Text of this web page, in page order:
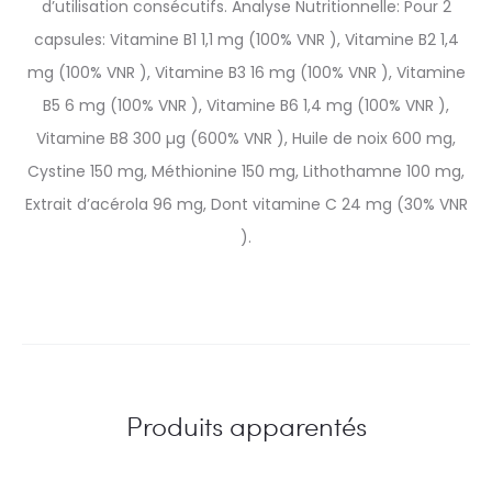
d’utilisation consécutifs. Analyse Nutritionnelle: Pour 2
capsules: Vitamine B1 1,1 mg (100% VNR ), Vitamine B2 1,4
mg (100% VNR ), Vitamine B3 16 mg (100% VNR ), Vitamine
B5 6 mg (100% VNR ), Vitamine B6 1,4 mg (100% VNR ),
Vitamine B8 300 µg (600% VNR ), Huile de noix 600 mg,
Cystine 150 mg, Méthionine 150 mg, Lithothamne 100 mg,
Extrait d’acérola 96 mg, Dont vitamine C 24 mg (30% VNR
).
Produits apparentés